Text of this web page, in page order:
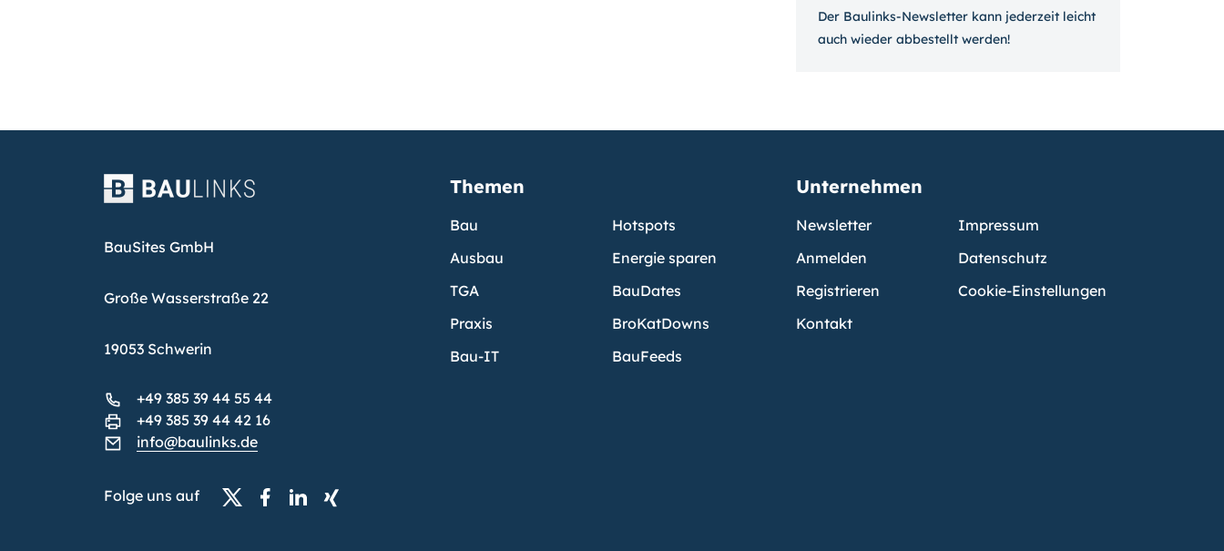
Der Baulinks-Newsletter kann jeder­zeit leicht
auch wieder ab­bestellt werden!
BauSites GmbH
Große Wasserstraße 22
19053 Schwerin
+49 385 39 44 55 44
+49 385 39 44 42 16
info@baulinks.de
Folge uns auf
Themen
Bau
Ausbau
TGA
Praxis
Bau-IT
Hotspots
Energie sparen
BauDates
BroKatDowns
BauFeeds
Unternehmen
Newsletter
Anmelden
Registrieren
Kontakt
Impressum
Datenschutz
Cookie-Einstellungen